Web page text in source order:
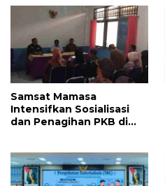
Samsat Mamasa
Intensifkan Sosialisasi
dan Penagihan PKB di
Pajak